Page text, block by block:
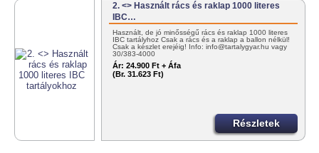
2. <> Használt rács és raklap 1000 literes
IBC…
Használt, de jó minősségű rács és raklap 1000 literes
IBC tartályhoz Csak a rács és a raklap a ballon nélkül!
Csak a készlet erejéig! Info: info@tartalygyar.hu vagy
30/383-4000
Ár: 24.900 Ft + Áfa
(Br. 31.623 Ft)
Részletek